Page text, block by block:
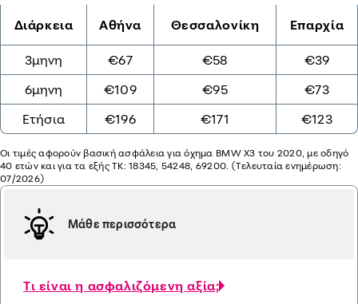
Διάρκεια Αθήνα Θεσσαλονίκη Επαρχία
3μηνη €67 €58
€39
6μηνη
€109 €95
€73
Ετήσια
€196 €171 €123
Οι τιμές αφορούν βασική ασφάλεια για όχημα BMW X3 του 2020, με οδηγό
40 ετών και για τα εξής ΤΚ: 18345, 54248, 69200. (Τελευταία ενημέρωση:
07/2026)
Μάθε περισσότερα
Τι είναι η ασφαλιζόμενη αξία;